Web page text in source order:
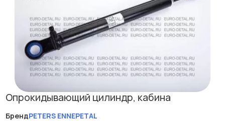
Опрокидывающий цилиндр, кабина
БрендPETERS ENNEPETAL